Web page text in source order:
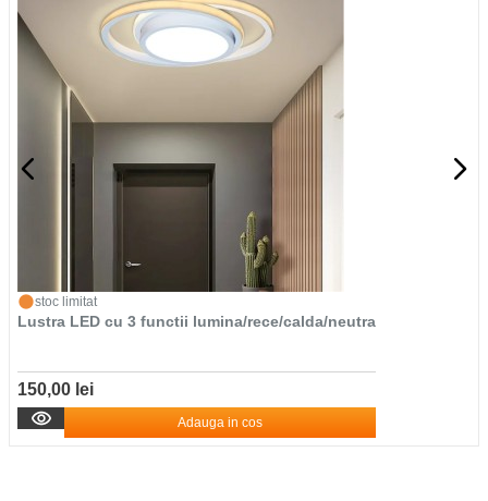
stoc limitat
Lustra LED cu 3 functii lumina/rece/calda/neutra
150,00 lei
Adauga in cos